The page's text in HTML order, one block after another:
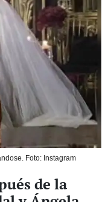
Foto: Instagram
de la